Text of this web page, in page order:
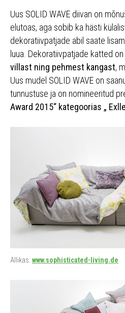
Uus SOLID WAVE diivan on
elutoas, aga sobib ka hästi
dekoratiivpatjade abil saate
luua. Dekoratiivpatjade katted
villast ning pehmest kangast,
Uus mudel SOLID WAVE on
tunnustuse ja on nomineeritud
Award 2015“ kategoorias „
Allikas: www.sophisticated-living.de